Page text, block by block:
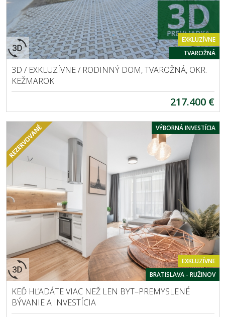
EXKLUZÍVNE
TVAROŽNÁ
3D / EXKLUZÍVNE / RODINNÝ DOM, TVAROŽNÁ, OKR.
KEŽMAROK
217.400 €
VÝBORNÁ INVESTÍCIA
EXKLUZÍVNE
BRATISLAVA - RUŽINOV
KEĎ HĽADÁTE VIAC NEŽ LEN BYT–PREMYSLENÉ
BÝVANIE A INVESTÍCIA